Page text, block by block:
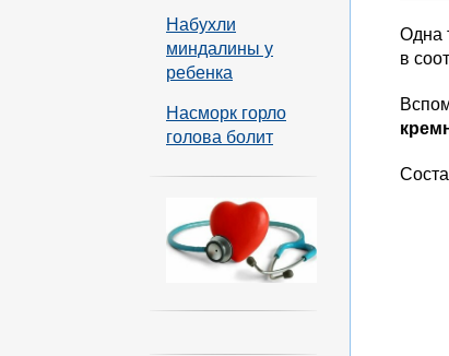
Одна
в
Набухли
миндалины у
ребенка
Насморк горло
голова болит